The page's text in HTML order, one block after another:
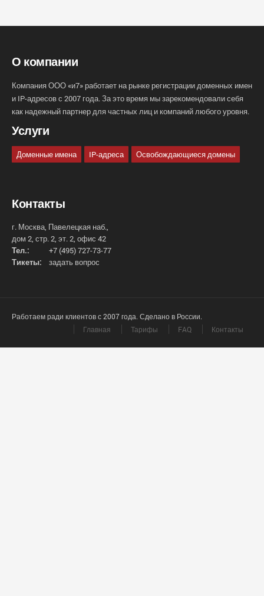
О компании
Компания ООО «и7» работает на рынке регистрации доменных имен
и IP-адресов с 2007 года. За это время мы зарекомендовали себя
как надежный партнер для частных лиц и компаний любого уровня.
Услуги
Доменные имена IP-адреса Освобождающиеся домены
Контакты
г. Москва, Павелецкая наб.,
дом 2, стр. 2, эт. 2, офис 42
Тел.:
+7 (495) 727-73-77
Тикеты:
задать вопрос
Работаем ради клиентов с 2007 года. Сделано в России.
Главная
Тарифы FAQ Контакты